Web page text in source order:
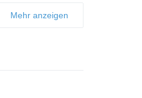
Mehr anzeigen